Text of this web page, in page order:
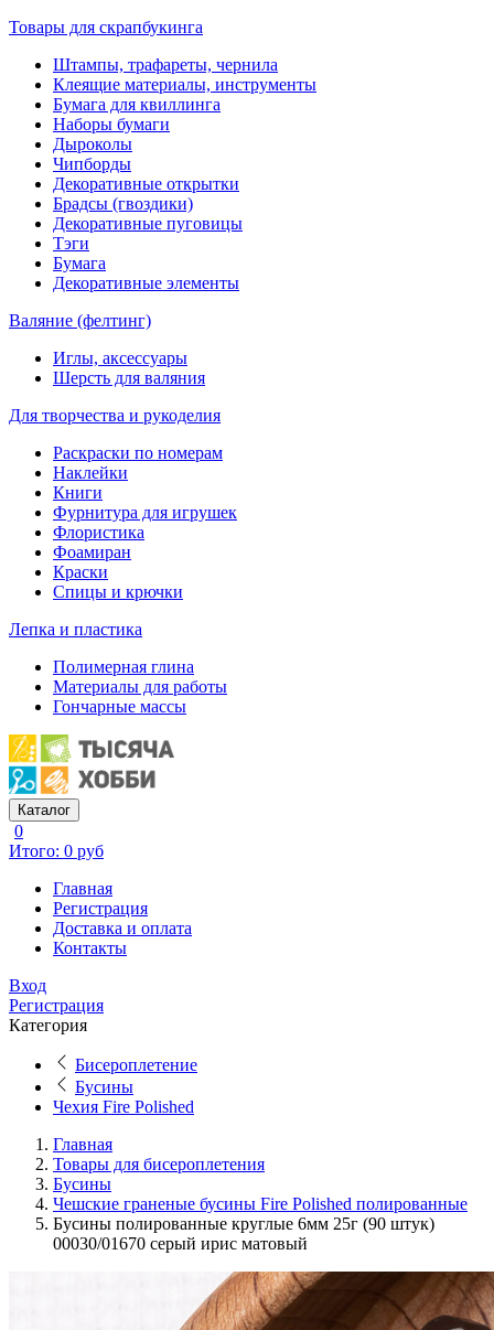
Товары для скрапбукинга
Штампы, трафареты, чернила
Клеящие материалы, инструменты
Бумага для квиллинга
Наборы бумаги
Дыроколы
Чипборды
Декоративные открытки
Брадсы (гвоздики)
Декоративные пуговицы
Тэги
Бумага
Декоративные элементы
Валяние (фелтинг)
Иглы, аксессуары
Шерсть для валяния
Для творчества и рукоделия
Раскраски по номерам
Наклейки
Книги
Фурнитура для игрушек
Флористика
Фоамиран
Краски
Спицы и крючки
Лепка и пластика
Полимерная глина
Материалы для работы
Гончарные массы
Каталог
0
Итого: 0 руб
Главная
Регистрация
Доставка и оплата
Контакты
Вход
Регистрация
Категория
Бисероплетение
Бусины
Чехия Fire Polished
Главная
Товары для бисероплетения
Бусины
Чешские граненые бусины Fire Polished полированные
Бусины полированные круглые 6мм 25г (90 штук)
00030/01670 серый ирис матовый